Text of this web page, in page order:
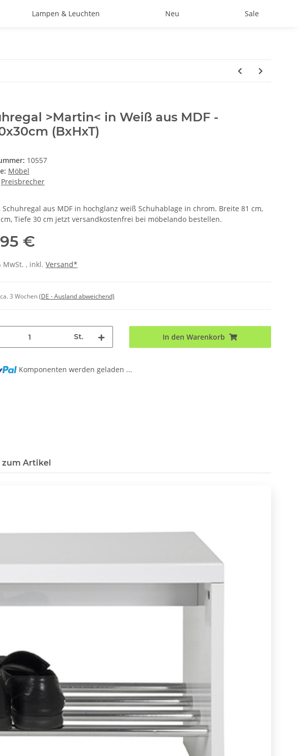
Lampen & Leuchten Neu Sale
>Martin< in Weiß aus MDF -
(BxHxT)
10557
Möbel
Preisbrecher
Schuhregal aus MDF in hochglanz weiß Schuhablage in chrom. Breite 81 cm,
Tiefe 30 cm jetzt versandkostenfrei bei möbelando bestellen.
€
MwSt. , inkl. Versand*
ca. 3 Wochen(DE - Ausland abweichend)
St. In den Warenkorb
Komponenten werden geladen ...
zum Artikel